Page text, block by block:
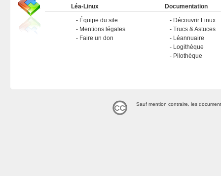
Léa-Linux
Équipe du site
Mentions légales
Faire un don
Documentation
Découvrir Linux
Trucs & Astuces
Léannuaire
Logithèque
Pilothèque
Sauf mention contraire, les